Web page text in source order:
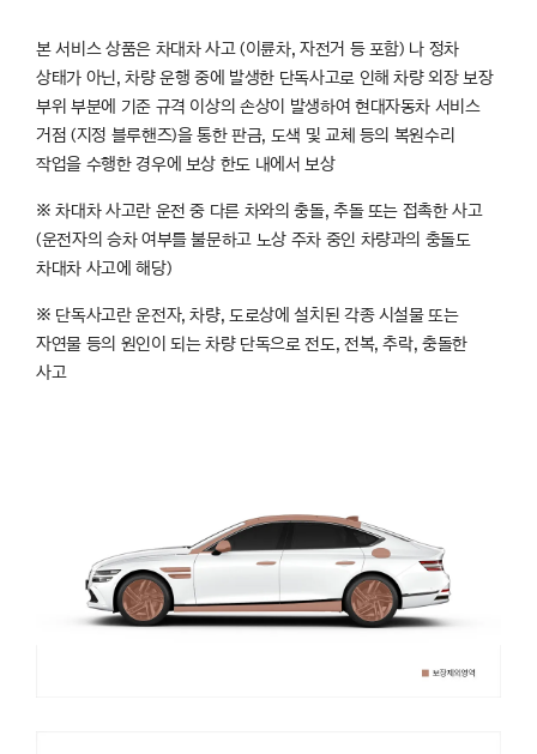
본 서비스 상품은 차대차 사고 (이륜차, 자전거 등 포함) 나 정차
상태가 아닌, 차량 운행 중에 발생한 단독사고로 인해 차량 외장 보장
부위 부분에 기준 규격 이상의 손상이 발생하여 현대자동차 서비스
거점 (지정 블루핸즈)을 통한 판금, 도색 및 교체 등의 복원수리
작업을 수행한 경우에 보상 한도 내에서 보상
※ 차대차 사고란 운전 중 다른 차와의 충돌, 추돌 또는 접촉한 사고
(운전자의 승차 여부를 불문하고 노상 주차 중인 차량과의 충돌도
차대차 사고에 해당)
※ 단독사고란 운전자, 차량, 도로상에 설치된 각종 시설물 또는
자연물 등의 원인이 되는 차량 단독으로 전도, 전복, 추락, 충돌한
사고